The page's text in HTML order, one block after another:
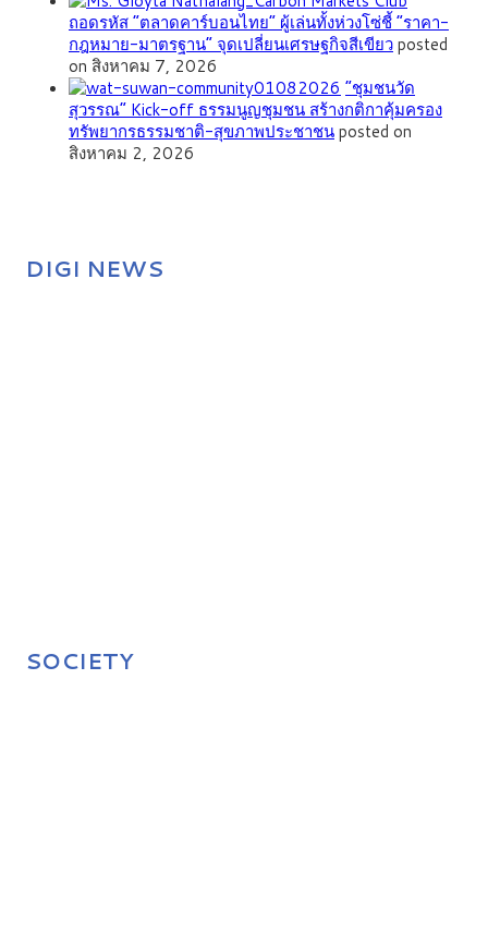
ถอดรหัส “ตลาดคาร์บอนไทย” ผู้เล่นทั้งห่วงโซ่ชี้ “ราคา-
กฎหมาย-มาตรฐาน” จุดเปลี่ยนเศรษฐกิจสีเขียวposted
on สิงหาคม 7, 2026
”ชุมชนวัด
สุวรรณ” Kick-off ธรรมนูญชุมชน สร้างกติกาคุ้มครอง
ทรัพยากรธรรมชาติ-สุขภาพประชาชนposted on
สิงหาคม 2, 2026
DIGI NEWS
SOCIETY